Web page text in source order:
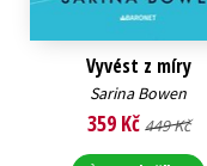
Vyvést z míry
Sarina Bowen
359 Kč 449 Kč